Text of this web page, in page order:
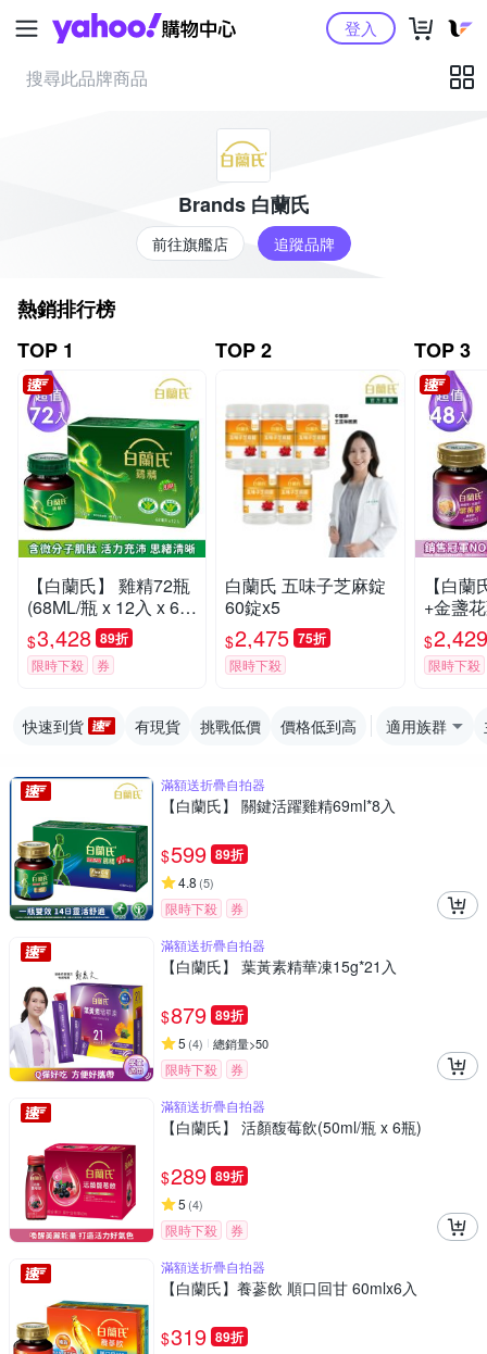
Yahoo購物中心登入
Brands 白蘭氏
前往旗艦店 追蹤品牌
熱銷排行榜
TOP 1
【白蘭氏】 雞精72瓶
(68ML/瓶 x 12入 x 6
盒)(健康食品雙認證
補充活力思緒)
$3,428 89折
限時下殺 券
TOP 2
白蘭氏 五味子芝麻錠
60錠x5
$2,475 75折
限時下殺
TOP 3
【白
+金盞
48入
盒)
$2,429
限時下殺
快速到貨 有現貨 挑戰低價 價格低到高 適用族群
滿額送折疊自拍器
【白蘭氏】 關鍵活躍雞精69ml*8入
$599 89折
4.8 (5)
限時下殺
券
滿額送折疊自拍器
【白蘭氏】 葉黃素精華凍15g*21入
$879 89折
5 (4) 總銷量>50
限時下殺
券
滿額送折疊自拍器
【白蘭氏】 活顏馥莓飲(50ml/瓶 x 6瓶)
$289 89折
5 (4)
限時下殺
券
滿額送折疊自拍器
【白蘭氏】養蔘飲 順口回甘 60mlx6入
$319 89折